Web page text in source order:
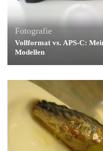
Fotografie
Vollformat vs. APS-C:
Modellen